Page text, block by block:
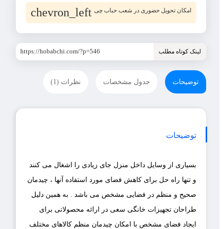
امکان تحویل حضوری در شعب حباب چی chevron_left
لینک کوتاه مطلب https://hobabchi.com/?p=546
توضیحات جدول مشخصات نظرات (1)
توضیحات
بسیاری از وسایل داخل منزل جای زیادی را اشغال می کنند
و تنها راه حل برای کاهش فضای مورد استفاده آنها ، چیدمان
صحیح و منظم در فضایی مشخص می باشد . به همین دلیل
طراحان تجهیزات خانگی سعی در ارائه محصولاتی برای
ایجاد فضای مشخص با امکان چیدمان منظم کالاهای مختلف